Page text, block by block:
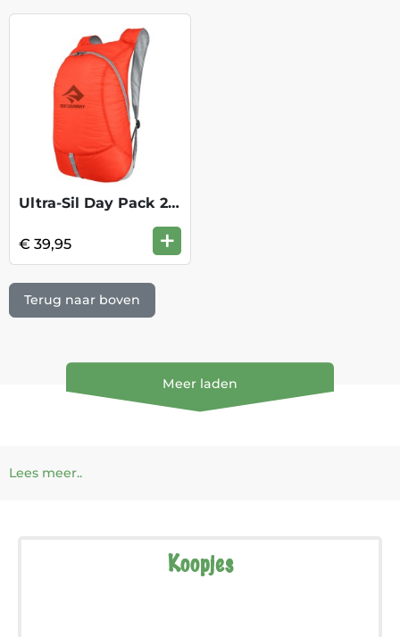
Ultra-Sil Day Pack 20L - Spicy Orange
€ 39,95 +
Terug naar boven
Meer laden
Lees meer..
Koopjes